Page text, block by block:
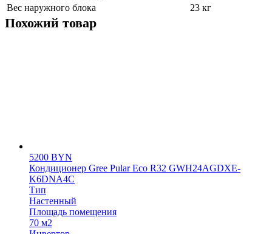
Вес наружного блока
23 кг
Похожий товар
5200 BYN
Кондиционер Gree Pular Eco R32 GWH24AGDXE-
K6DNA4C
Тип
Настенный
Площадь помещения
70 м2